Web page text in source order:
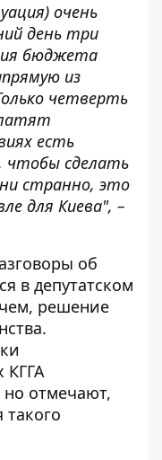
очень
день три
бюджета
из
четверть
есть
чтобы сделать
странно, это
для Киева", –
об
в депутатском
решение
КГГА
отмечают,
такого